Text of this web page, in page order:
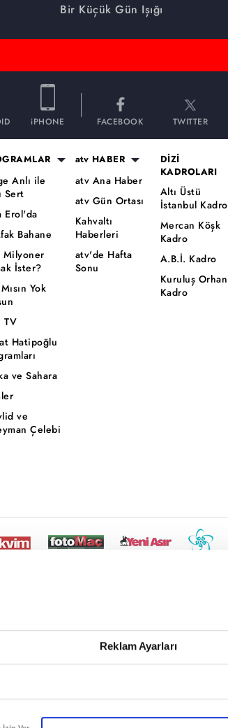
Reklam Ayarları
Bir Küçük Gün Işığı
iPHONE FACEBOOK TWITTER
Anlı ile
Sert
Erol'da
Bahane
Milyoner
İster?
Yok
TV
Hatipoğlu
ve Sahara
ve
Çelebi
atv HABER
atv Ana Haber
atv Gün Ortası
Kahvaltı
Haberleri
atv'de Hafta
Sonu
DİZİ
KADROLARI
Altı Üstü
İstanbul Kadro
Mercan Köşk
Kadro
A.B.İ. Kadro
Kuruluş Orhan
Kadro